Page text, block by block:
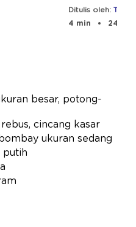
dan
Ditulis oleh: Tim
4 min
24
besar, potong-
cincang kasar
ukuran sedang
putih